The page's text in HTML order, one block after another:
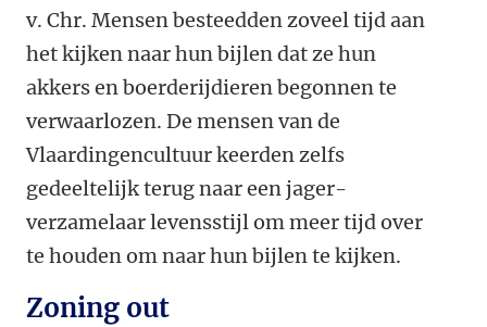
v. Chr. Mensen besteedden zoveel tijd aan
het kijken naar hun bijlen dat ze hun
akkers en boerderijdieren begonnen te
verwaarlozen. De mensen van de
Vlaardingencultuur keerden zelfs
gedeeltelijk terug naar een jager-
verzamelaar levensstijl om meer tijd over
te houden om naar hun bijlen te kijken.
Zoning out